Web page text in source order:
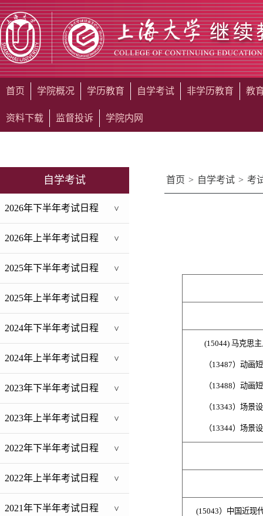
首页 学院概况 学历教育 自学考试 非学历教育 教
资料下载 监督投诉 学院内网
自学考试
2026年下半年考试日程 >
2026年上半年考试日程 >
2025年下半年考试日程 >
2025年上半年考试日程 >
2024年下半年考试日程 >
2024年上半年考试日程 >
2023年下半年考试日程 >
2023年上半年考试日程 >
2022年下半年考试日程 >
2022年上半年考试日程 >
2021年下半年考试日程 >
首页 > 自学考试 > 考
(15044) 马克思
（13487）动画
（13488）动画
（13343）场景
（13344）场景
(15043）中国近现